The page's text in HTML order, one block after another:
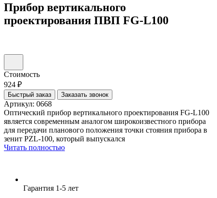
Прибор вертикального
проектирования ПВП FG-L100
Стоимость
924 ₽
Быстрый заказ Заказать звонок
Артикул: 0668
Оптический прибор вертикального проектирования FG-L100
является современным аналогом широкоизвестного прибора
для передачи планового положения точки стояния прибора в
зенит PZL-100, который выпускался
Читать полностью
Гарантия 1-5 лет